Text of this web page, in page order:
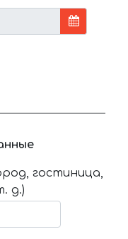
гостиница,
д.)